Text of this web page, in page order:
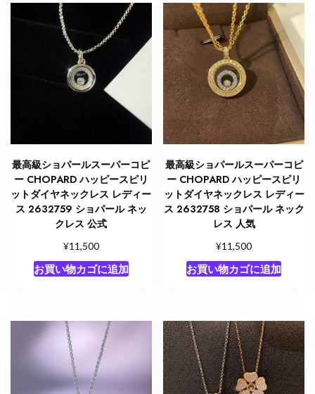
最高級ショパールスーパーコピ
ー CHOPARD ハッピースピリ
ットダイヤネックレス レディー
ス 2632759 ショパール ネッ
クレス 公式
¥11,500
お買い物カゴに追加
最高級ショパールスーパーコピ
ー CHOPARD ハッピースピリ
ットダイヤネックレス レディー
ス 2632758 ショパール ネック
レス 人気
¥11,500
お買い物カゴに追加